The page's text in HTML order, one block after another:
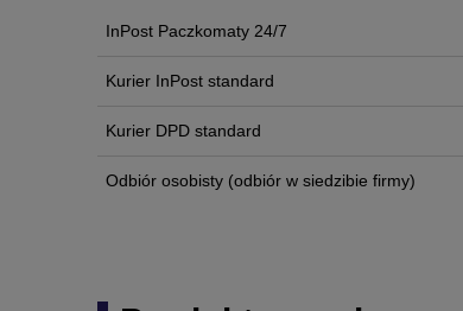
InPost Paczkomaty 24/7
Kurier InPost standard
Kurier DPD standard
Odbiór osobisty (odbiór w siedzibie firmy)